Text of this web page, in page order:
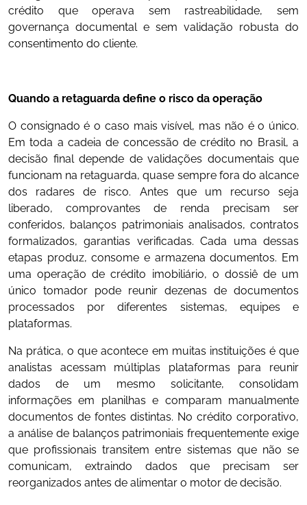
crédito que operava sem rastreabilidade, sem
governança documental e sem validação robusta do
consentimento do cliente.
Quando a retaguarda define o risco da operação
O consignado é o caso mais visível, mas não é o único.
Em toda a cadeia de concessão de crédito no Brasil, a
decisão final depende de validações documentais que
funcionam na retaguarda, quase sempre fora do alcance
dos radares de risco. Antes que um recurso seja
liberado, comprovantes de renda precisam ser
conferidos, balanços patrimoniais analisados, contratos
formalizados, garantias verificadas. Cada uma dessas
etapas produz, consome e armazena documentos. Em
uma operação de crédito imobiliário, o dossiê de um
único tomador pode reunir dezenas de documentos
processados por diferentes sistemas, equipes e
plataformas.
Na prática, o que acontece em muitas instituições é que
analistas acessam múltiplas plataformas para reunir
dados de um mesmo solicitante, consolidam
informações em planilhas e comparam manualmente
documentos de fontes distintas. No crédito corporativo,
a análise de balanços patrimoniais frequentemente exige
que profissionais transitem entre sistemas que não se
comunicam, extraindo dados que precisam ser
reorganizados antes de alimentar o motor de decisão.